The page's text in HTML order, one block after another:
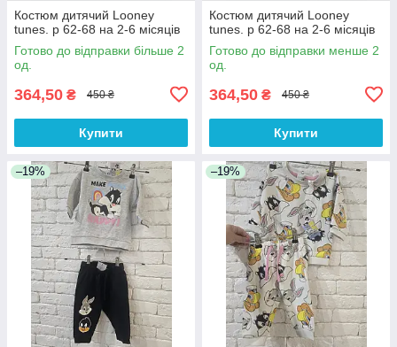
Костюм дитячий Looney
tunes. р 62-68 на 2-6 місяців
Готово до відправки більше 2
од.
364,50 ₴ 450 ₴
Купити
Костюм дитячий Looney
tunes. р 62-68 на 2-6 місяців
Готово до відправки менше 2
од.
364,50 ₴ 450 ₴
Купити
–19% –19%